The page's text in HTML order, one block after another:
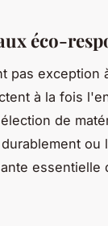
éco-
pas exception
à la fois
de
ou
essentielle